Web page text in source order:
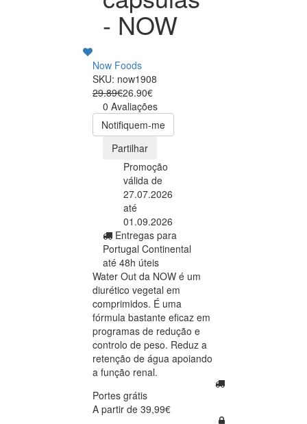
- NOW
Now Foods
SKU: now1908
29.89€26.90€
0 Avaliações
Notifiquem-me
Partilhar
Promoção
válida de
27.07.2026
até
01.09.2026
Entregas para
Portugal Continental
até 48h úteis
Water Out da NOW é um
diurético vegetal em
comprimidos. É uma
fórmula bastante eficaz em
programas de redução e
controlo de peso. Reduz a
retenção de água apoiando
a função renal.
Portes grátis
A partir de 39,99€